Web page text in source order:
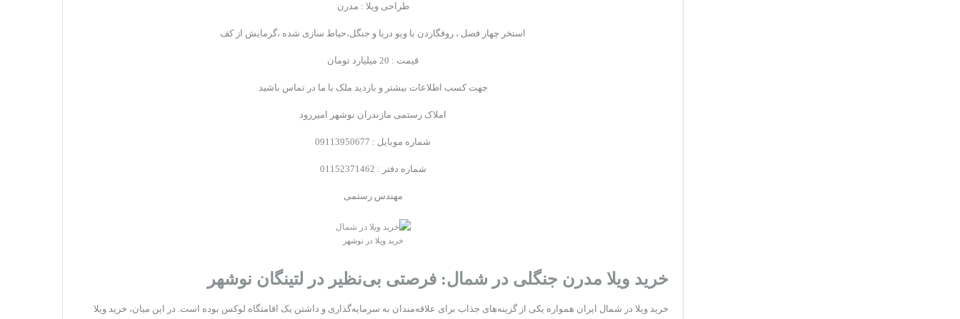
طراحی ویلا : مدرن
استخر چهار فصل ، روفگاردن با ویو دریا و جنگل،حیاط سازی شده ،گرمایش از کف
قیمت : 20 میلیارد تومان
جهت کسب اطلاعات بیشتر و بازدید ملک با ما در تماس باشید
املاک رستمی مازندران نوشهر امیررود
شماره موبایل : 09113950677
شماره دفتر : 01152371462
مهندس رستمی
خرید ویلا در نوشهر
خرید ویلا مدرن جنگلی در شمال: فرصتی بی‌نظیر در لتینگان نوشهر
خرید ویلا در شمال ایران همواره یکی از گزینه‌های جذاب برای علاقه‌مندان به سرمایه‌گذاری و داشتن یک اقامتگاه لوکس بوده است. در این میان، خرید ویلا